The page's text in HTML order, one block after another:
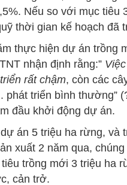
Nếu so với mục tiêu
thời gian kế hoạch đã
thực hiện dự án trồng
nhận định rằng:”
rất chậm, còn các
phát triển bình thường”
đầu khởi động dự án.
án 5 triệu ha rừng, và
xuất 2 năm qua,
trồng mới 3 triệu ha
cản trở.